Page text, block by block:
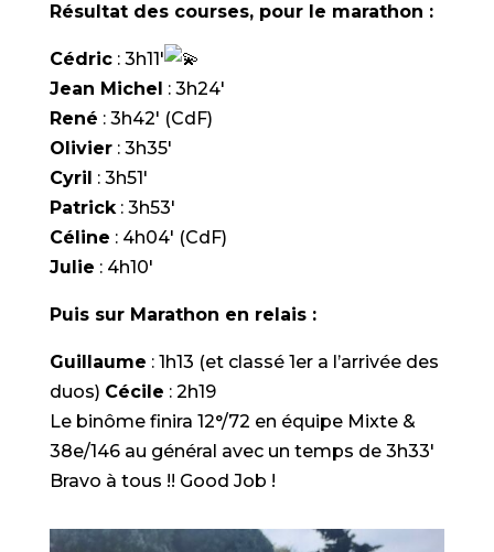
Résultat des courses, pour le marathon :
Cédric: 3h11′
Jean Michel : 3h24′
René : 3h42′ (CdF)
Olivier: 3h35′
Cyril : 3h51′
Patrick: 3h53′
Céline : 4h04′ (CdF)
Julie : 4h10′
Puis sur Marathon en relais :
Guillaume : 1h13 (et classé 1er a l’arrivée des
duos) Cécile : 2h19
Le binôme finira 12°/72 en équipe Mixte &
38e/146 au général avec un temps de 3h33′
Bravo à tous !! Good Job !